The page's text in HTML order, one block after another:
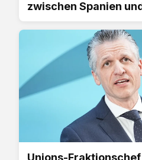
zwischen Spanien
Unions-